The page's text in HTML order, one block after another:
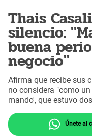
Thais
silencio:
buena
negocio"
Afirma que recibe sus
no considera "como
mando', que estuvo
Únete al